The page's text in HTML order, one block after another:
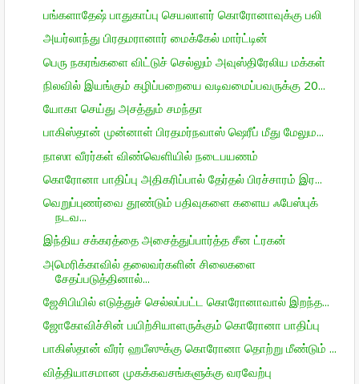
பங்களாதேஷ் பாதுகாப்பு செயலாளர் கொரோனாவுக்கு பலி
அயர்லாந்து பிரதமரானார் மைக்கேல் மார்ட்டின்
பெரு நகரங்களை விட்டுச் செல்லும் அவுஸ்திரேலிய மக்கள்
நிலவில் இயங்கும் கழிப்பறையை வடிவமைப்பவருக்கு 20...
யோகா செய்து அசத்தும் சமந்தா
பாகிஸ்தான் முன்னாள் பிரதமர்நவாஸ் ஷெரீப் மீது மேலும...
நாஸா வீரர்கள் விண்வெளியில் நடைபயணம்
கொரோனா பாதிப்பு அதிகரிப்பால் தேர்தல் பிரச்சாரம் இர...
வெறுப்புணர்வை தூண்டும் பதிவுகளை களைய ஃபேஸ்புக்
நடவ...
இந்திய சக்கரத்தை அசைத்துப்பார்த்த சீன ட்ரகன்
அமெரிக்காவில் தலைவர்களின் சிலைகளை
சேதப்படுத்தினால்...
ஜேசிபியில் எடுத்துச் செல்லப்பட்ட கொரோனாவால் இறந்த...
ஜோகோவிச்சின் பயிற்சியாளருக்கும் கொரோனா பாதிப்பு
பாகிஸ்தான் வீரர் ஹபீஸுக்கு கொரோனா தொற்று மீண்டும் ...
வித்தியாசமான முகக்கவசங்களுக்கு வரவேற்பு